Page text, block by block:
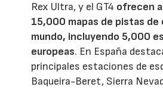
Rex Ultra, y el GT4 ofrecen
15,000 mapas de pistas de
mundo, incluyendo 5,000
europeas. En España
principales estaciones de
Baqueira-Beret, Sierra